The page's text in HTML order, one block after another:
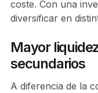
coste. Con una
diversificar en
Mayor
secundarios
A diferencia de la